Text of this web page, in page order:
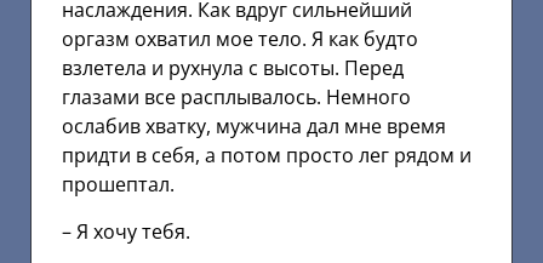
наслаждения. Как вдруг сильнейший
оргазм охватил мое тело. Я как будто
взлетела и рухнула с высоты. Перед
глазами все расплывалось. Немного
ослабив хватку, мужчина дал мне время
придти в себя, а потом просто лег рядом и
прошептал.
– Я хочу тебя.